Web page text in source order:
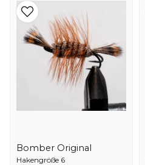
Bomber Original
Hakengröße 6